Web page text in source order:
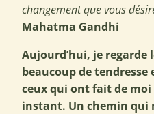
changement que vous
Mahatma Gandhi
Aujourd’hui, je regarde
beaucoup de
ceux qui ont fait de moi
instant. Un chemin qui